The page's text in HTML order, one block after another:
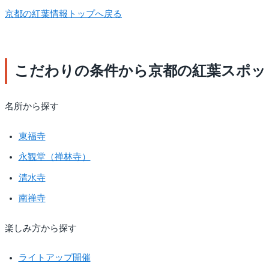
京都の紅葉情報トップへ戻る
こだわりの条件から京都の紅葉スポ
名所から探す
東福寺
永観堂（禅林寺）
清水寺
南禅寺
楽しみ方から探す
ライトアップ開催